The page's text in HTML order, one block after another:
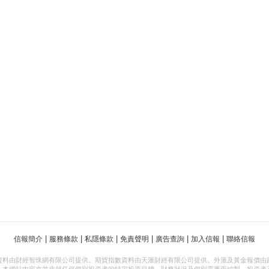
信報簡介 服務條款 私隱條款 免責聲明 廣告查詢 加入信報 聯絡信報
料由財經智珠網有限公司提供。期貨指數資料由天滙財經有限公司提供。外滙及黃金報價由